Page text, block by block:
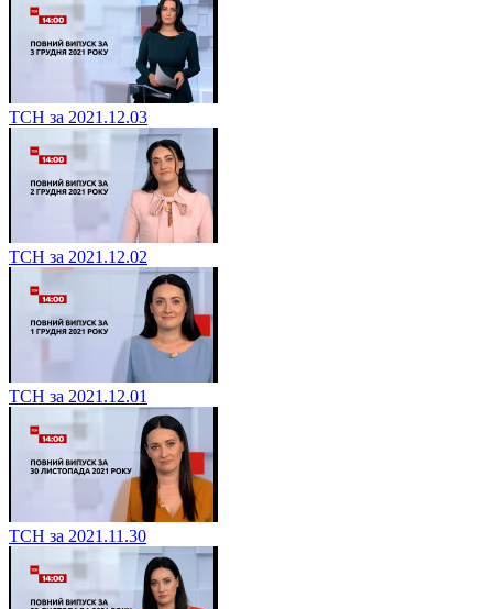
ТСН за 2021.12.03
ТСН за 2021.12.02
ТСН за 2021.12.01
ТСН за 2021.11.30